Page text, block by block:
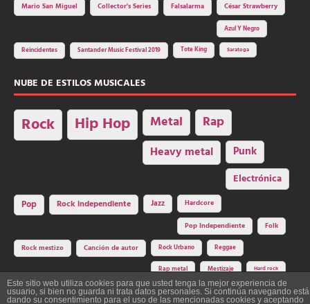
Mario San Miguel
Collector's Series Falsalarma César Strawberry
Azul Y Negro
Reincidentes Santander Music Festival 2019 Tote King Saratoga
NUBE DE ESTILOS MUSICALES
Rock Hip Hop Metal Rap
Heavy metal Punk
Electrónica
Pop Rock independiente Jazz Hardcore
Pop Independiente Folk
Rock mestizo Canción de autor Rock Urbano Reggae
Rap metal Mestizaje Hard rock
Este sitio web utiliza cookies para que usted tenga la mejor experiencia de
usuario, si bien no guarda ni trata datos personales. Si continúa navegando está
dando su consentimiento para el uso de las mencionadas cookies y aceptando